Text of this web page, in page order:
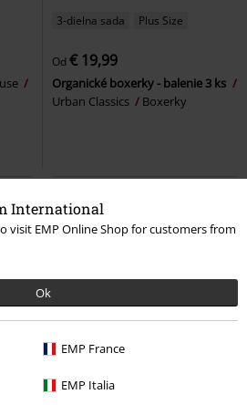
International
visit EMP Online Shop for customers from
Ok
EMP France
EMP Italia
3-dielna sada Plus Size
Od € 19,99
Organické boxerky - balenie 3 ks
Urban Classics
Boxerky
OMCOd€ 39,99